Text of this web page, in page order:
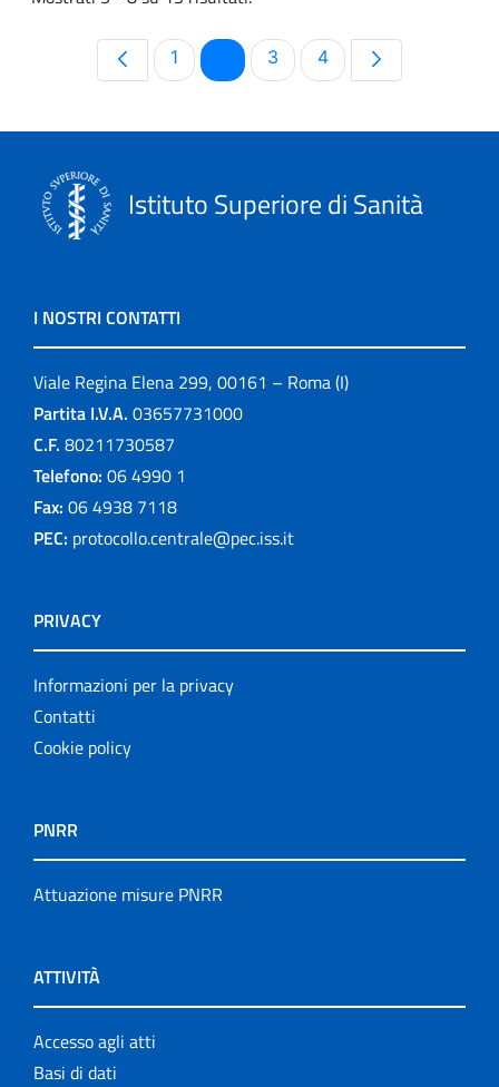
Pagina
1 PaginaPagina
3 Pagina
4
Istituto Superiore di Sanità
I NOSTRI CONTATTI
Viale Regina Elena 299, 00161 – Roma (I)
Partita I.V.A. 03657731000
C.F. 80211730587
Telefono: 06 4990 1
Fax: 06 4938 7118
PEC: protocollo.centrale@pec.iss.it
PRIVACY
Informazioni per la privacy
Contatti
Cookie policy
PNRR
Attuazione misure PNRR
ATTIVITÀ
Accesso agli atti
Basi di dati